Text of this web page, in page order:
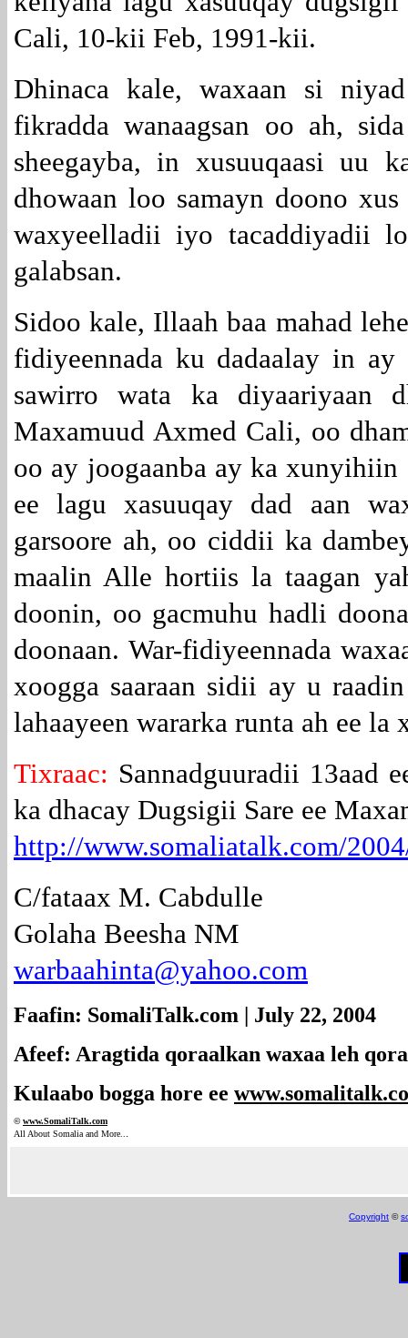
Cali, 10-kii Feb, 1991-kii.
Dhinaca kale, waxaan si
fikradda wanaagsan oo ah,
sheegayba, in xusuuqaasi uu
dhowaan loo samayn doono
waxyeelladii iyo tacaddiyadii
galabsan.
Sidoo kale, Illaah baa mahad
fidiyeennada ku dadaalay in
sawirro wata ka diyaariyaan
Maxamuud Axmed Cali, oo
oo ay joogaanba ay ka xunyihiin
ee lagu xasuuqay dad aan
garsoore ah, oo ciddii ka
maalin Alle hortiis la taagan
doonin, oo gacmuhu hadli
doonaan. War-fidiyeennada
xoogga saaraan sidii ay u
lahaayeen wararka runta ah ee la
Tixraac: Sannadguuradii 13aad
ka dhacay Dugsigii Sare ee
http://www.somaliatalk.com/
C/fataax M. Cabdulle
Golaha Beesha NM
warbaahinta@yahoo.com
Faafin: SomaliTalk.com | July 22, 2004
Afeef: Aragtida qoraalkan waxaa leh
Kulaabo bogga hore ee
©www.SomaliTalk.com
All About Somalia and More.. .
Copyright ©